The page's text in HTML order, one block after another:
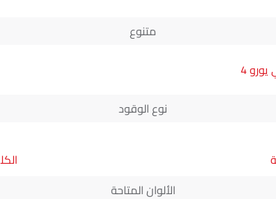
متنوع
4
نوع الوقود
الألوان المتاحة